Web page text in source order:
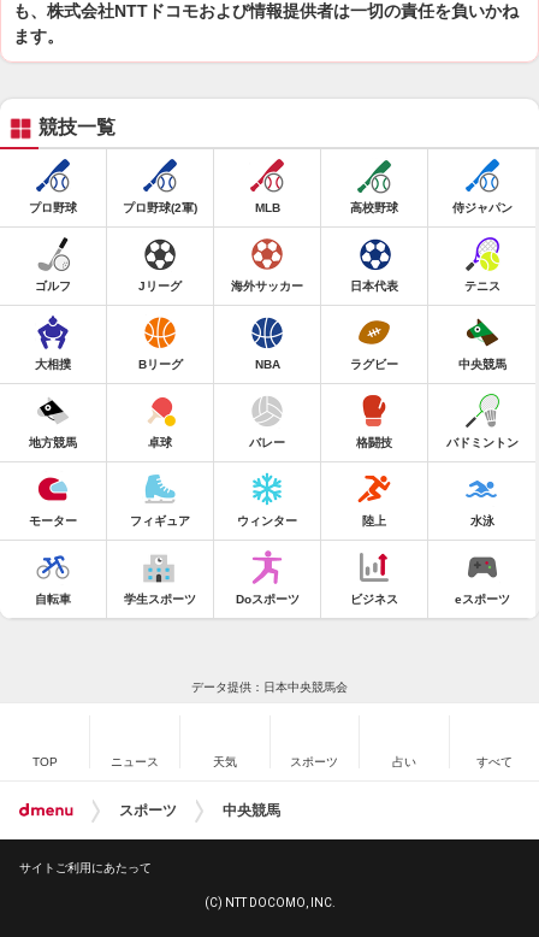
も、株式会社NTTドコモおよび情報提供者は一切の責任を負いかね
ます。
競技一覧
プロ野球 プロ野球(2軍) MLB 高校野球 侍ジャパン
ゴルフ Jリーグ 海外サッカー 日本代表 テニス
大相撲 Bリーグ NBA ラグビー 中央競馬
地方競馬 卓球 バレー 格闘技 バドミントン
モーター フィギュア ウィンター 陸上 水泳
自転車 学生スポーツ Doスポーツ ビジネス eスポーツ
データ提供：日本中央競馬会
TOP ニュース 天気 スポーツ 占い すべて
スポーツ 中央競馬
サイトご利用にあたって
(C) NTT DOCOMO, INC.